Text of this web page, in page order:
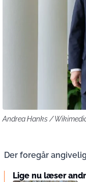
Andrea Hanks /
Der foregår
Lige nu læser